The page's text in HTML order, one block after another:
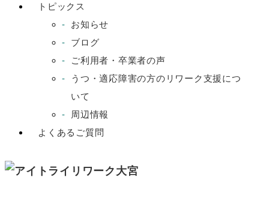
トピックス
お知らせ
ブログ
ご利用者・卒業者の声
うつ・適応障害の方のリワーク支援につ
いて
周辺情報
よくあるご質問